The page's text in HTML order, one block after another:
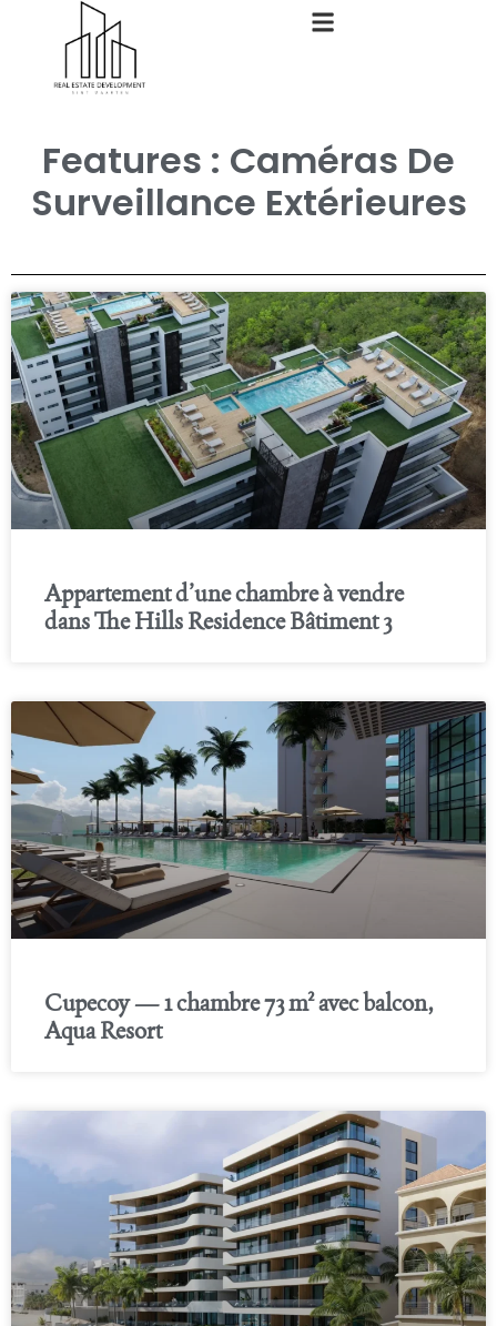
Features : Caméras De
Surveillance Extérieures
Appartement d’une chambre à vendre
dans The Hills Residence Bâtiment 3
Cupecoy — 1 chambre 73 m² avec balcon,
Aqua Resort